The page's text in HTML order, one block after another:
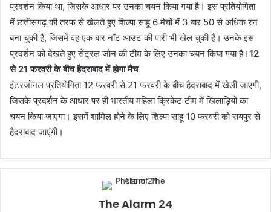
प्रदर्शन किया था, जिसके आधार पर उनका चयन किया गया है। इस प्रतियोगिता
में छत्तीसगढ़ की तरफ से खेलते हुए शिल्पा साहू 6 मैचों में 3 बार 50 से अधिक रन
बना चुकी हैं, जिसमें वह एक बार नॉट आउट की पारी भी खेल चुकी हैं। उनके इस
प्रदर्शन को देखते हुए सेंट्रल जोन की टीम के लिए उनका चयन किया गया है।12
से 21 फरवरी के बीच हैदराबाद में होगा मैच
इंटरजोनल प्रतियोगिता 12 फरवरी से 21 फरवरी के बीच हैदराबाद में खेली जाएगी,
जिसके प्रदर्शन के आधार पर ही भारतीय महिला क्रिकेट टीम में खिलाड़ियों का
चयन किया जाएगा। इसमें शामिल होने के लिए शिल्पा साहू 10 फरवरी को रायपुर से
हैदराबाद जाएंगी।
The Alarm 24